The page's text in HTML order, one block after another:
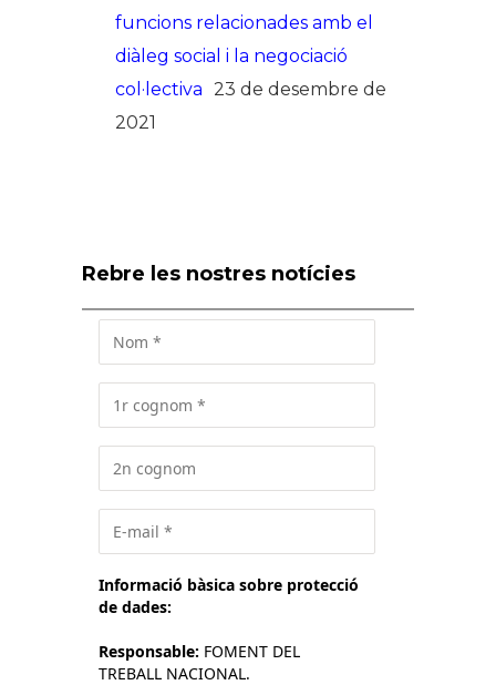
funcions relacionades amb el
diàleg social i la negociació
col·lectiva 23 de desembre de
2021
Rebre les nostres notícies
Informació bàsica sobre protecció
de dades:
Responsable: FOMENT DEL
TREBALL NACIONAL.